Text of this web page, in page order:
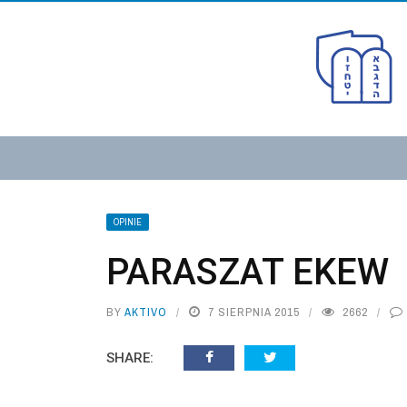
OPINIE
PARASZAT EKEW
BY AKTIVO 7 SIERPNIA 2015 2662
SHARE: